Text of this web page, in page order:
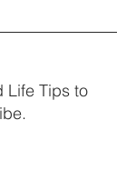
Life Tips to